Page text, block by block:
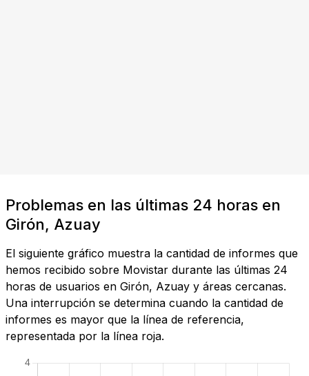
Problemas en las últimas 24 horas en
Girón, Azuay
El siguiente gráfico muestra la cantidad de informes que
hemos recibido sobre Movistar durante las últimas 24
horas de usuarios en Girón, Azuay y áreas cercanas.
Una interrupción se determina cuando la cantidad de
informes es mayor que la línea de referencia,
representada por la línea roja.